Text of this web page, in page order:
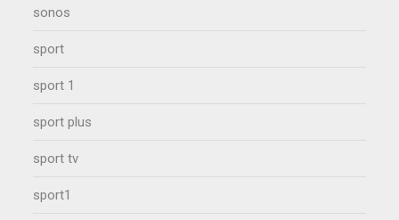
sonos
sport
sport 1
sport plus
sport tv
sport1